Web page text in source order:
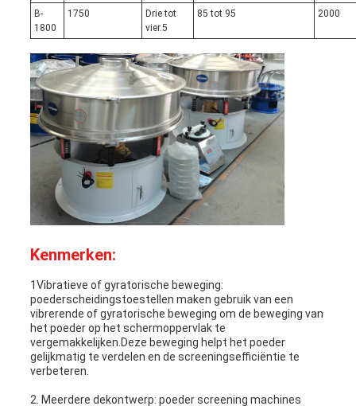
B-
1800
1750
Drie tot
vier.5
85 tot 95 2000
Kenmerken:
1Vibratieve of gyratorische beweging:
poederscheidingstoestellen maken gebruik van een
vibrerende of gyratorische beweging om de beweging van
het poeder op het schermoppervlak te
vergemakkelijken.Deze beweging helpt het poeder
gelijkmatig te verdelen en de screeningsefficiëntie te
verbeteren.
2. Meerdere dekontwerp: poeder screening machines